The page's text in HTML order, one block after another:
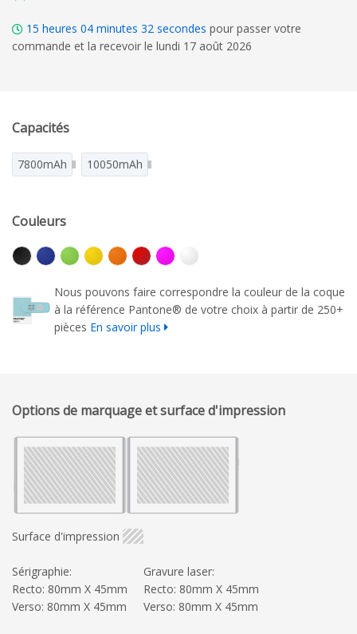
15 heures 04 minutes 31 secondes pour passer votre
commande et la recevoir le lundi 17 août 2026
Capacités
7800mAh 10050mAh
Couleurs
Nous pouvons faire correspondre la couleur de la coque
à la référence Pantone® de votre choix à partir de 250+
pièces En savoir plus
Options de marquage et surface d'impression
Surface d'impression
Sérigraphie:
Recto: 80mm X 45mm
Verso: 80mm X 45mm
Gravure laser:
Recto: 80mm X 45mm
Verso: 80mm X 45mm